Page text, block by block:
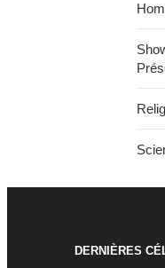
DERNIÈRES